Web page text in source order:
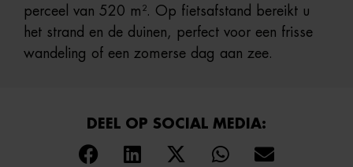
perceel van 520 m². Op fietsafstand bereikt u
het strand en de duinen, perfect voor een frisse
wandeling of een zomerse dag aan zee.
DEEL OP SOCIAL MEDIA: